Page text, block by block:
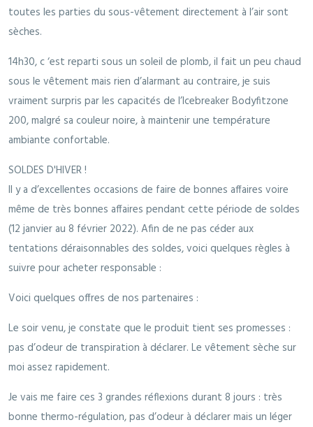
toutes les parties du sous-vêtement directement à l’air sont
sèches.
14h30, c ‘est reparti sous un soleil de plomb, il fait un peu chaud
sous le vêtement mais rien d’alarmant au contraire, je suis
vraiment surpris par les capacités de l’Icebreaker Bodyfitzone
200, malgré sa couleur noire, à maintenir une température
ambiante confortable.
SOLDES D'HIVER !
Il y a d’excellentes occasions de faire de bonnes affaires voire
même de très bonnes affaires pendant cette période de soldes
(12 janvier au 8 février 2022). Afin de ne pas céder aux
tentations déraisonnables des soldes, voici quelques règles à
suivre pour acheter responsable :
Voici quelques offres de nos partenaires :
Le soir venu, je constate que le produit tient ses promesses :
pas d’odeur de transpiration à déclarer. Le vêtement sèche sur
moi assez rapidement.
Je vais me faire ces 3 grandes réflexions durant 8 jours : très
bonne thermo-régulation, pas d’odeur à déclarer mais un léger